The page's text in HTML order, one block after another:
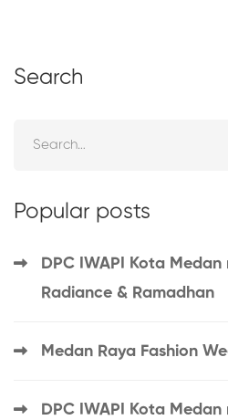
Search
Popular posts
DPC IWAPI Kota
Radiance & Ramadhan
Medan Raya Fashion
DPC IWAPI Kota